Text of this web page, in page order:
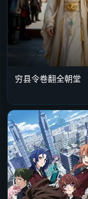
穷县令卷翻全朝堂